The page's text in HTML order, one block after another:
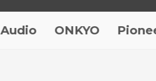
ONKYO Pioneer